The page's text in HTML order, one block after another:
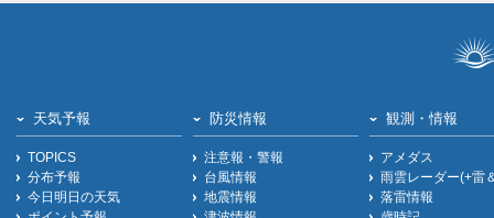
天気予報
TOPICS
分布予報
今日明日の天気
防災情報
注意報・警報
台風情報
地震情報
観測・情報
アメダス
雨雲レーダー(+雷
落雷情報